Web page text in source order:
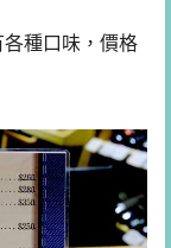
各種口味，價格